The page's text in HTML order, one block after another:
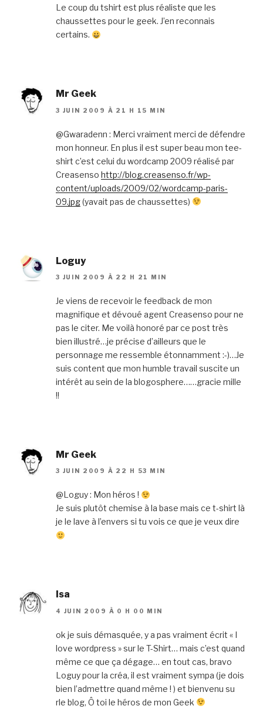
Le coup du tshirt est plus réaliste que les
chaussettes pour le geek. J’en reconnais
certains.
Mr Geek
3 JUIN 2009 À 21 H 15 MIN
@Gwaradenn : Merci vraiment merci de défendre
mon honneur. En plus il est super beau mon tee-
shirt c’est celui du wordcamp 2009 réalisé par
Creasenso http://blog.creasenso.fr/wp-
content/uploads/2009/02/wordcamp-paris-
09.jpg(yavait pas de chaussettes)
Loguy
3 JUIN 2009 À 22 H 21 MIN
Je viens de recevoir le feedback de mon
magnifique et dévoué agent Creasenso pour ne
pas le citer. Me voilà honoré par ce post très
bien illustré…je précise d’ailleurs que le
personnage me ressemble étonnamment :-)…Je
suis content que mon humble travail suscite un
intérêt au sein de la blogosphere……gracie mille
!!
Mr Geek
3 JUIN 2009 À 22 H 53 MIN
@Loguy : Mon héros !
Je suis plutôt chemise à la base mais ce t-shirt là
je le lave à l’envers si tu vois ce que je veux dire
Isa
4 JUIN 2009 À 0 H 00 MIN
ok je suis démasquée, y a pas vraiment écrit « I
love wordpress » sur le T-Shirt… mais c’est quand
même ce que ça dégage… en tout cas, bravo
Loguy pour la créa, il est vraiment sympa (je dois
bien l’admettre quand même ! ) et bienvenu su
rle blog, Ô toi le héros de mon Geek